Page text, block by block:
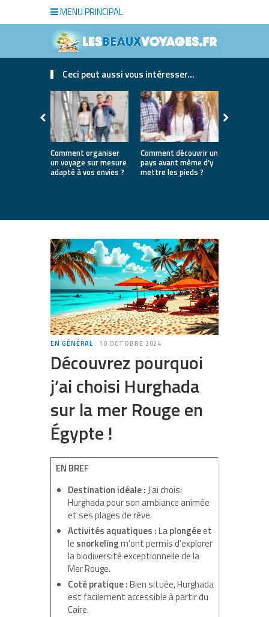
MENU PRINCIPAL
Ceci peut aussi vous intéresser...
Comment organiser
un voyage sur mesure
adapté à vos envies ?
Comment découvrir un
pays avant même d’y
mettre les pieds ?
EN GÉNÉRAL 10 OCTOBRE 2024
Découvrez pourquoi
j’ai choisi Hurghada
sur la mer Rouge en
Égypte !
EN BREF
Destination idéale :J’ai choisi
Hurghada pour son ambiance animée
et ses plages de rêve.
Activités aquatiques :Laplongéeet
le snorkelingm’ont permis d’explorer
la biodiversité exceptionnelle de la
Mer Rouge.
Coté pratique :Bien située, Hurghada
est facilement accessible à partir du
Caire.